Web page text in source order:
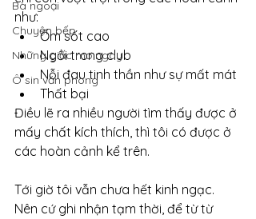
Bà ngoại
Chuyện bếp
Những giấc mơ ngày
Ô sin văn phòng
như:
Ốm sốt cao
Ngồi trong club
Nỗi đau tinh thần như sự mất mát
Thất bại
Điều lẽ ra nhiều người tìm thấy được ở
mấy chất kích thích, thì tôi có được ở
các hoàn cảnh kể trên.
Tới giờ tôi vẫn chưa hết kinh ngạc.
Nên cứ ghi nhận tạm thời, để từ từ